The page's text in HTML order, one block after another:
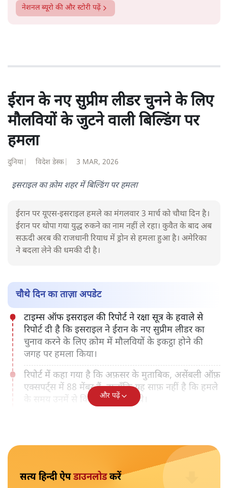
नेशनल ब्यूरो की और स्टोरी पढ़ें
ईरान के नए सुप्रीम लीडर चुनने के लिए
मौलवियों के जुटने वाली बिल्डिंग पर
हमला
दुनिया विदेश डेस्क 3 MAR, 2026
इसराइल का क़ोम शहर में बिल्डिंग पर हमला
ईरान पर यूएस-इसराइल हमले का मंगलवार 3 मार्च को चौथा दिन है।
ईरान पर थोपा गया युद्ध रुकने का नाम नहीं ले रहा। कुवैत के बाद अब
सऊदी अरब की राजधानी रियाध में ड्रोन से हमला हुआ है। अमेरिका
ने बदला लेने की धमकी दी है।
टाइम्स ऑफ इसराइल की रिपोर्ट ने रक्षा सूत्र के हवाले से
रिपोर्ट दी है कि इसराइल ने ईरान के नए सुप्रीम लीडर का
चुनाव करने के लिए क़ोम में मौलवियों के इकट्ठा होने की